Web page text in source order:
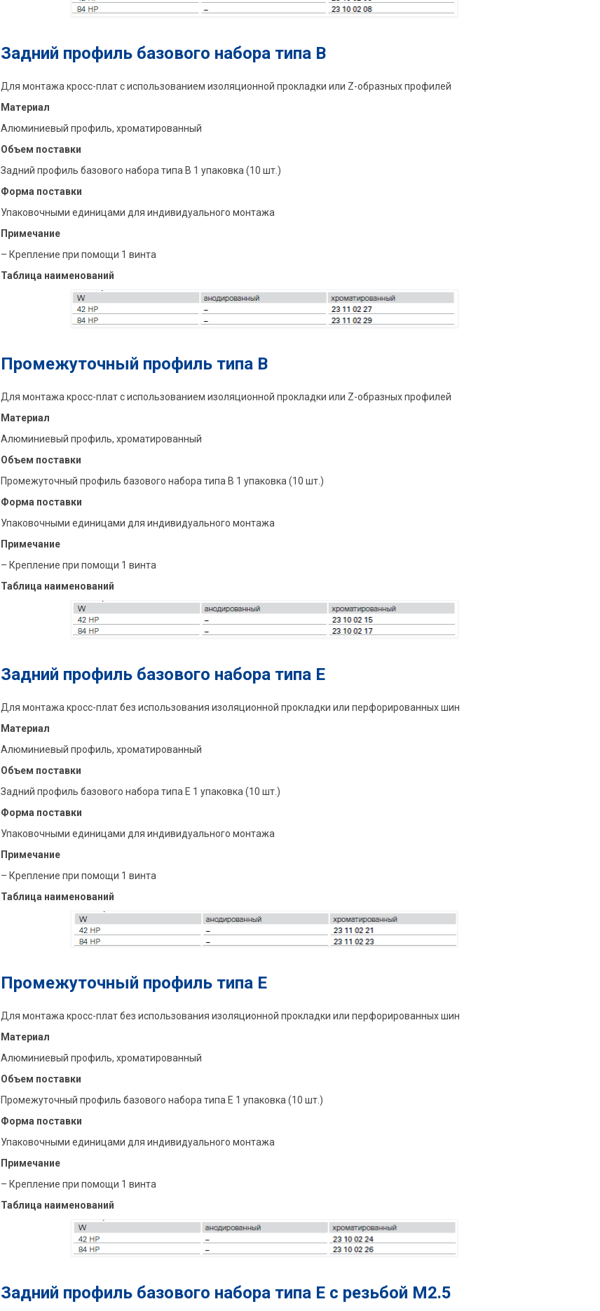
Задний профиль базового набора типа B
Для монтажа кросс-плат с использованием изоляционной прокладки или Z-образных профилей
Материал
Алюминиевый профиль, xроматированный
Объем поставки
Задний профиль базового набора типа B 1 упаковка (10 шт.)
Форма поставки
Упаковочными единицами для индивидуального монтажа
Примечание
– Крепление при помощи 1 винта
Таблица наименований
Промежуточный профиль типа B
Для монтажа кросс-плат с использованием изоляционной прокладки или Z-образных профилей
Материал
Алюминиевый профиль, xроматированный
Объем поставки
Промежуточный профиль базового набора типа B 1 упаковка (10 шт.)
Форма поставки
Упаковочными единицами для индивидуального монтажа
Примечание
– Крепление при помощи 1 винта
Таблица наименований
Задний профиль базового набора типа E
Для монтажа кросс-плат без использования изоляционной прокладки или перфорированных шин
Материал
Алюминиевый профиль, xроматированный
Объем поставки
Задний профиль базового набора типа E 1 упаковка (10 шт.)
Форма поставки
Упаковочными единицами для индивидуального монтажа
Примечание
– Крепление при помощи 1 винта
Таблица наименований
Промежуточный профиль типа E
Для монтажа кросс-плат без использования изоляционной прокладки или перфорированных шин
Материал
Алюминиевый профиль, xроматированный
Объем поставки
Промежуточный профиль базового набора типа E 1 упаковка (10 шт.)
Форма поставки
Упаковочными единицами для индивидуального монтажа
Примечание
– Крепление при помощи 1 винта
Таблица наименований
Задний профиль базового набора типа Е с резьбой М2.5